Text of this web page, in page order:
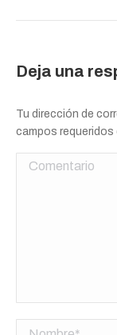
Deja una
Tu dirección de
campos
Comentario
Nombre *